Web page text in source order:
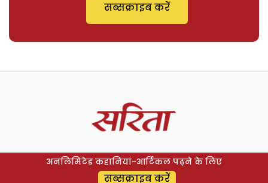
सब्सक्राइब करें
अनलिमिटेड कहानियां-आर्टिकल पढ़ने के लिए
सब्सक्राइब करें